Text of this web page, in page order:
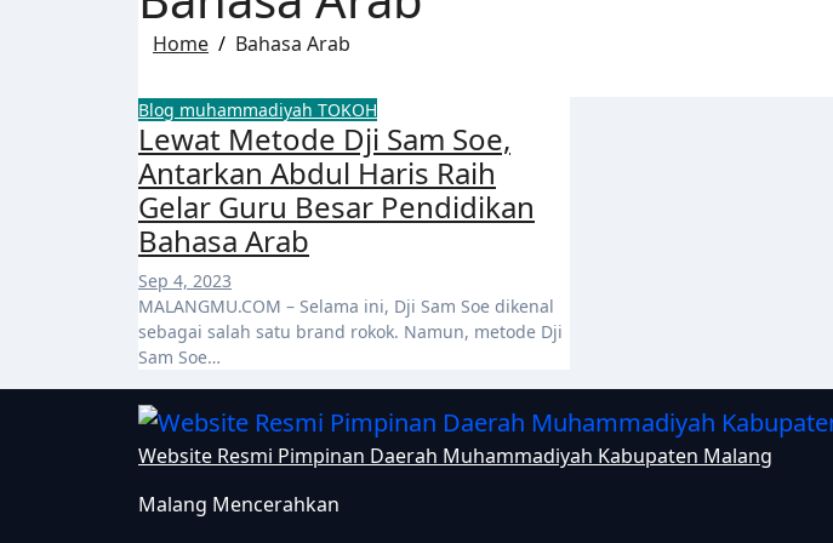
Home Bahasa Arab
Blog muhammadiyah TOKOH
Lewat Metode Dji Sam Soe,
Antarkan Abdul Haris Raih
Gelar Guru Besar Pendidikan
Bahasa Arab
Sep 4, 2023
MALANGMU.COM – Selama ini, Dji Sam Soe dikenal
sebagai salah satu brand rokok. Namun, metode Dji
Sam Soe…
Website Resmi Pimpinan Daerah Muhammadiyah Kabupaten Malang
Malang Mencerahkan